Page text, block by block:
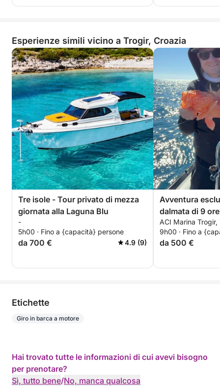
Esperienze simili vicino a Trogir, Croazia
Tre isole - Tour privato di mezza
giornata alla Laguna Blu
-
5h00 · Fino a {capacità} persone
da 700 € 4.9 (9)
Avventura
dalmata di 9
ACI Marina Trogir,
9h00 · Fino a
da 500 €
Etichette
Giro in barca a motore
Hai trovato tutte le informazioni di cui avevi bisogno
per prenotare?
Sì, tutto bene/No, manca qualcosa